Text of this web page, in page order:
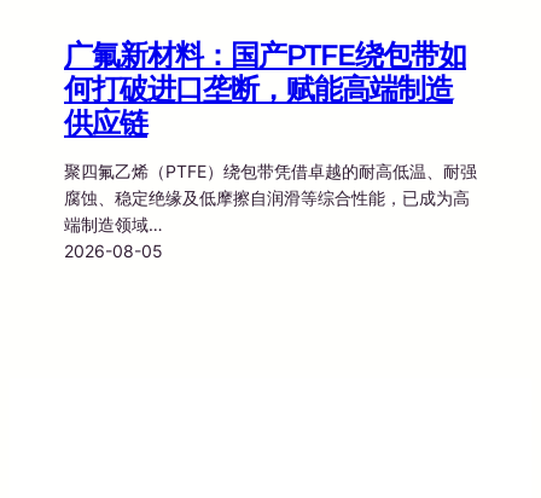
广氟新材料：国产PTFE绕包带如
何打破进口垄断，赋能高端制造
供应链
聚四氟乙烯（PTFE）绕包带凭借卓越的耐高低温、耐强
腐蚀、稳定绝缘及低摩擦自润滑等综合性能，已成为高
端制造领域…
2026-08-05